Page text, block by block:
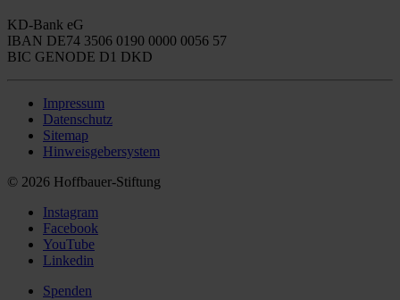
KD-Bank eG
IBAN DE74 3506 0190 0000 0056 57
BIC GENODE D1 DKD
Impressum
Datenschutz
Sitemap
Hinweisgebersystem
© 2026 Hoffbauer-Stiftung
Instagram
Facebook
YouTube
Linkedin
Spenden